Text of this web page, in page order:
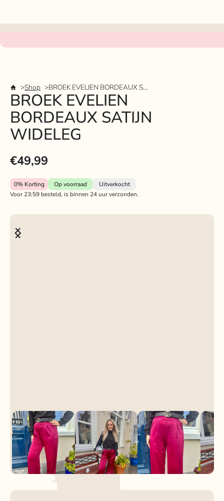
Shop BROEK EVELIEN BORDEAUX SATIJN WIDELEG
BROEK EVELIEN
BORDEAUX SATIJN
WIDELEG
€49,99
0%Korting Op voorraad
Uitverkocht
Voor 23:59 besteld, is binnen 24 uur verzonden.